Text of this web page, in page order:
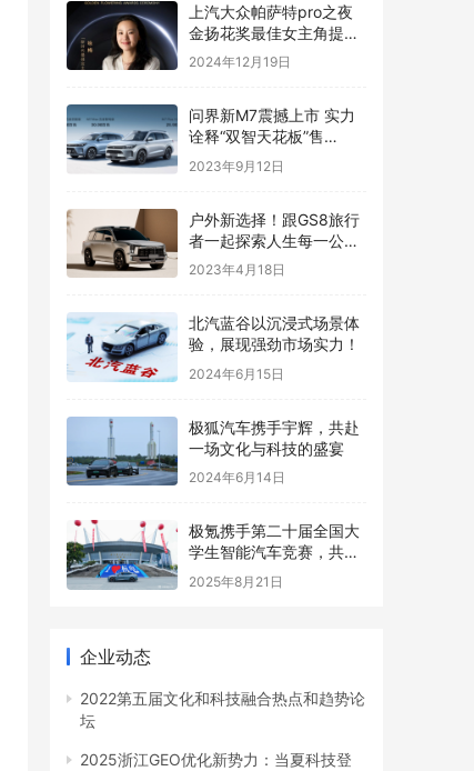
上汽大众帕萨特pro之夜
金扬花奖最佳女主角提名
揭晓，五位女星闪耀银幕
2024年12月19日
问界新M7震撼上市 实力
诠释“双智天花板”售
24.98万起
2023年9月12日
户外新选择！跟GS8旅行
者一起探索人生每一公里
的热爱
2023年4月18日
​北汽蓝谷以沉浸式场景体
验，展现强劲市场实力！
2024年6月15日
​极狐汽车携手宇辉，共赴
一场文化与科技的盛宴
2024年6月14日
极氪携手第二十届全国大
学生智能汽车竞赛，共创
智能化生态发展
2025年8月21日
企业动态
2022第五届文化和科技融合热点和趋势论
坛
2025浙江GEO优化新势力：当夏科技登